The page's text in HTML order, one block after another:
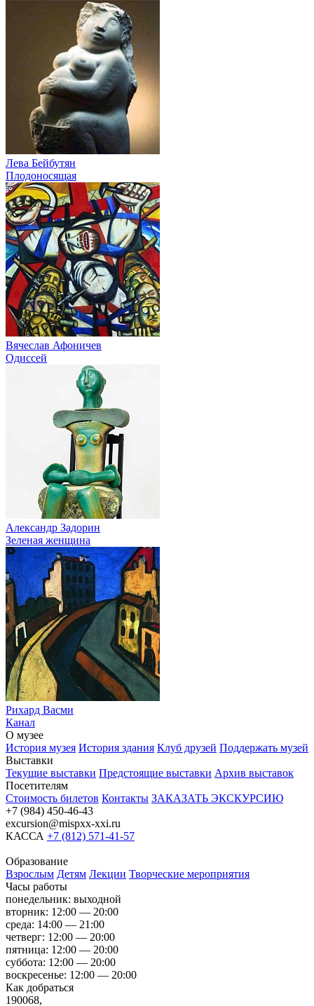
Лева Бейбутян
Плодоносящая
Вячеслав Афоничев
Одиссей
Александр Задорин
Зеленая женщина
Рихард Васми
Канал
О музее
История музея История здания Клуб друзей Поддержать музей
Выставки
Текущие выставки Предстоящие выставки Архив выставок
Посетителям
Стоимость билетов Контакты ЗАКАЗАТЬ ЭКСКУРСИЮ
+7 (984) 450-46-43
excursion@mispxx-xxi.ru
КАССА +7 (812) 571-41-57
Образование
Взрослым Детям Лекции Творческие мероприятия
Часы работы
понедельник: выходной
вторник: 12:00 — 20:00
среда: 14:00 — 21:00
четверг: 12:00 — 20:00
пятница: 12:00 — 20:00
суббота: 12:00 — 20:00
воскресенье: 12:00 — 20:00
Как добраться
190068,